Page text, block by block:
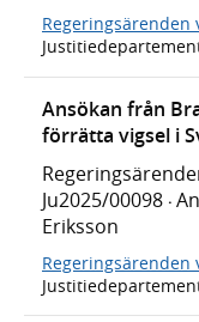
Regeringsärenden
Ansökan från
förrätta vigsel i
Ju2025/00098 ·
Eriksson
Regeringsärenden